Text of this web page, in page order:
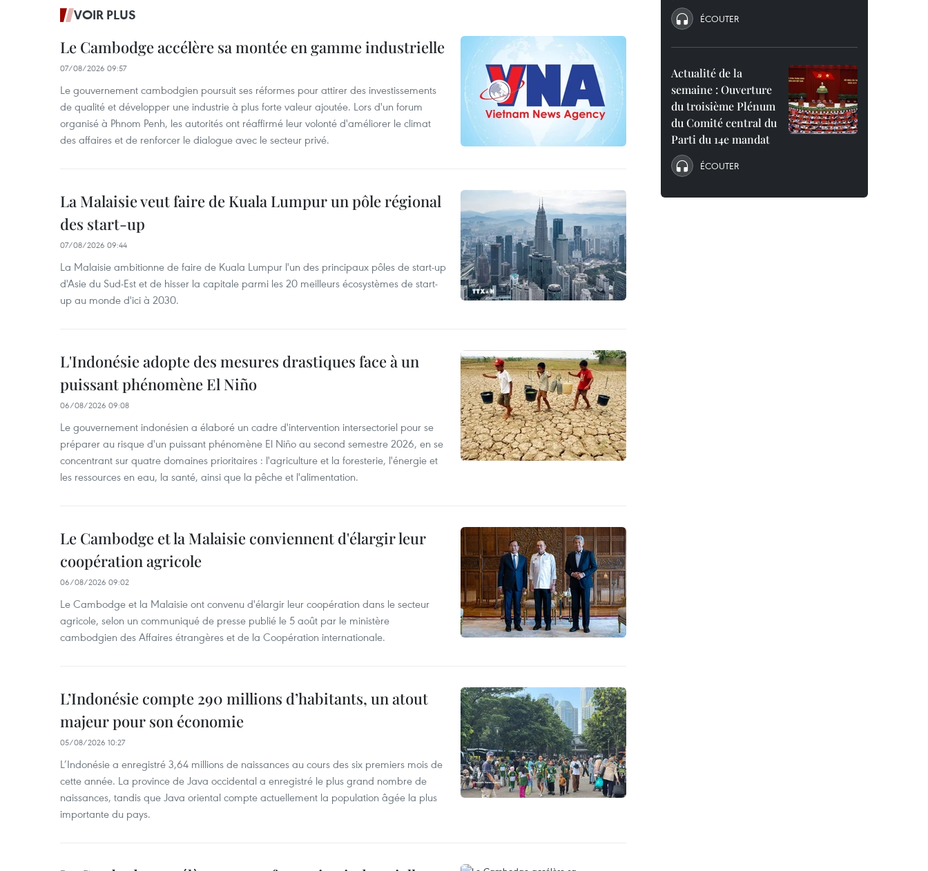
VOIR PLUS
Le Cambodge accélère sa montée en gamme industrielle
07/08/2026 09:57
Le gouvernement cambodgien poursuit ses réformes pour attirer des investissements
de qualité et développer une industrie à plus forte valeur ajoutée. Lors d'un forum
organisé à Phnom Penh, les autorités ont réaffirmé leur volonté d'améliorer le climat
des affaires et de renforcer le dialogue avec le secteur privé.
La Malaisie veut faire de Kuala Lumpur un pôle régional
des start-up
07/08/2026 09:44
La Malaisie ambitionne de faire de Kuala Lumpur l'un des principaux pôles de start-up
d'Asie du Sud-Est et de hisser la capitale parmi les 20 meilleurs écosystèmes de start-
up au monde d'ici à 2030.
L'Indonésie adopte des mesures drastiques face à un
puissant phénomène El Niño
06/08/2026 09:08
Le gouvernement indonésien a élaboré un cadre d'intervention intersectoriel pour se
préparer au risque d'un puissant phénomène El Niño au second semestre 2026, en se
concentrant sur quatre domaines prioritaires : l'agriculture et la foresterie, l'énergie et
les ressources en eau, la santé, ainsi que la pêche et l'alimentation.
Le Cambodge et la Malaisie conviennent d'élargir leur
coopération agricole
06/08/2026 09:02
Le Cambodge et la Malaisie ont convenu d'élargir leur coopération dans le secteur
agricole, selon un communiqué de presse publié le 5 août par le ministère
cambodgien des Affaires étrangères et de la Coopération internationale.
L’Indonésie compte 290 millions d’habitants, un atout
majeur pour son économie
05/08/2026 10:27
L’Indonésie a enregistré 3,64 millions de naissances au cours des six premiers mois de
cette année. La province de Java occidental a enregistré le plus grand nombre de
naissances, tandis que Java oriental compte actuellement la population âgée la plus
importante du pays.
ÉCOUTER
Actualité de la
semaine : Ouverture
du troisième Plénum
du Comité central du
Parti du 14e mandat
ÉCOUTER